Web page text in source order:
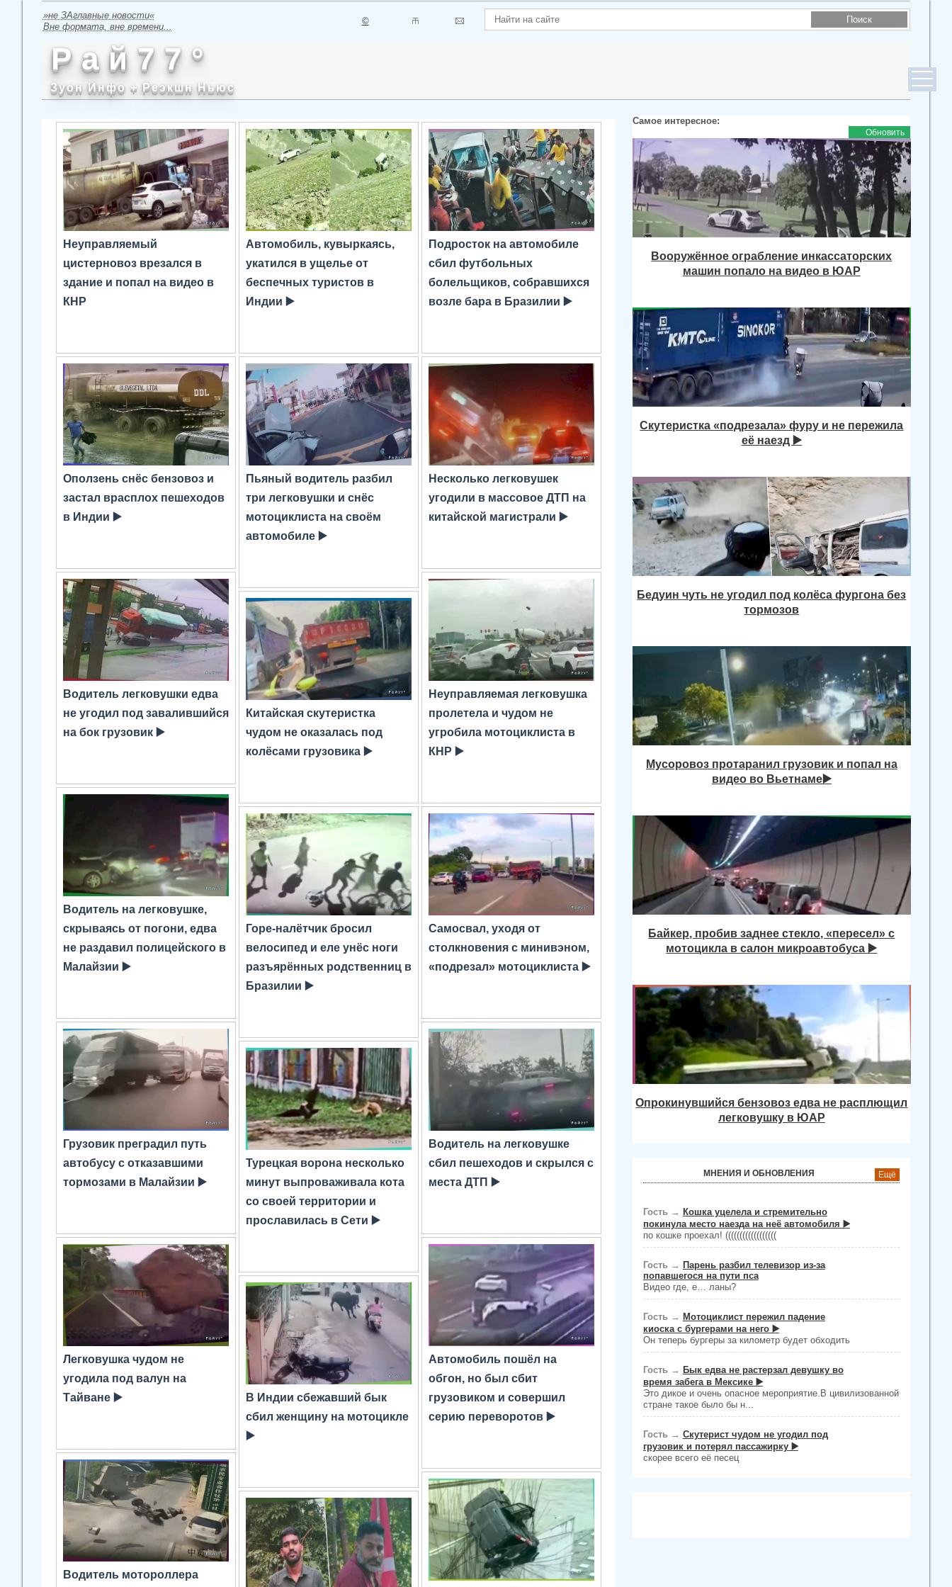
»не ЗАглавные новости«
Вне формата, вне времени...
©
Р а й 7 7 °
Зуон Инфо + Реэкшн Ньюс
Неуправляемый
цистерновоз врезался в
здание и попал на видео в
КНР
Автомобиль, кувыркаясь,
укатился в ущелье от
беспечных туристов в
Индии ▶️
Подросток на автомобиле
сбил футбольных
болельщиков, собравшихся
возле бара в Бразилии ▶️
Оползень снёс бензовоз и
застал врасплох пешеходов
в Индии ▶️
Пьяный водитель разбил
три легковушки и снёс
мотоциклиста на своём
автомобиле ▶️
Несколько легковушек
угодили в массовое ДТП на
китайской магистрали ▶️
Водитель легковушки едва
не угодил под завалившийся
на бок грузовик ▶️
Китайская скутеристка
чудом не оказалась под
колёсами грузовика ▶️
Неуправляемая легковушка
пролетела и чудом не
угробила мотоциклиста в
КНР ▶️
Водитель на легковушке,
скрываясь от погони, едва
не раздавил полицейского в
Малайзии ▶️
Горе-налётчик бросил
велосипед и еле унёс ноги
разъярённых родственниц в
Бразилии ▶️
Самосвал, уходя от
столкновения с минивэном,
«подрезал» мотоциклиста ▶️
Грузовик преградил путь
автобусу с отказавшими
тормозами в Малайзии ▶️
Турецкая ворона несколько
минут выпроваживала кота
со своей территории и
прославилась в Сети ▶️
Водитель на легковушке
сбил пешеходов и скрылся с
места ДТП ▶️
Легковушка чудом не
угодила под валун на
Тайване ▶️
В Индии сбежавший бык
сбил женщину на мотоцикле
▶️
Автомобиль пошёл на
обгон, но был сбит
грузовиком и совершил
серию переворотов ▶️
Водитель мотороллера
Самое интересное:
Обновить
Вооружённое ограбление инкассаторских
машин попало на видео в ЮАР
Скутеристка «подрезала» фуру и не пережила
её наезд ▶️
Бедуин чуть не угодил под колёса фургона без
тормозов
Мусоровоз протаранил грузовик и попал на
видео во Вьетнаме▶️
Байкер, пробив заднее стекло, «пересел» с
мотоцикла в салон микроавтобуса ▶️
Опрокинувшийся бензовоз едва не расплющил
легковушку в ЮАР
МНЕНИЯ И ОБНОВЛЕНИЯ Ещё
Гость → Кошка уцелела и стремительно
покинула место наезда на неё автомобиля ▶️
по кошке проехал! ((((((((((((((((((
Гость → Парень разбил телевизор из-за
попавшегося на пути пса
Видео где, е… ланы?
Гость → Мотоциклист пережил падение
киоска с бургерами на него ▶️
Он теперь бургеры за километр будет обходить
Гость → Бык едва не растерзал девушку во
время забега в Мексике ▶️
Это дикое и очень опасное мероприятие.В цивилизованной
стране такое было бы н...
Гость → Скутерист чудом не угодил под
грузовик и потерял пассажирку ▶️
скорее всего её песец